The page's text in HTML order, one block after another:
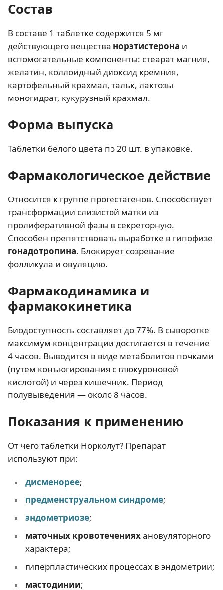
Состав
В составе 1 таблетке содержится 5 мг
действующего вещества норэтистерона и
вспомогательные компоненты: стеарат магния,
желатин, коллоидный диоксид кремния,
картофельный крахмал, тальк, лактозы
моногидрат, кукурузный крахмал.
Форма выпуска
Таблетки белого цвета по 20 шт. в упаковке.
Фармакологическое действие
Относится к группе прогестагенов. Способствует
трансформации слизистой матки из
пролиферативной фазы в секреторную.
Способен препятствовать выработке в гипофизе
гонадотропина. Блокирует созревание
фолликула и овуляцию.
Фармакодинамика и
фармакокинетика
Биодоступность составляет до 77%. В сыворотке
максимум концентрации достигается в течение
4 часов. Выводится в виде метаболитов почками
(путем конъюгирования с глюкуроновой
кислотой) и через кишечник. Период
полувыведения — около 8 часов.
Показания к применению
От чего таблетки Норколут? Препарат
используют при:
дисменорее;
предменструальном синдроме;
эндометриозе;
маточных кровотеченияхановуляторного
характера;
гиперпластических процессах в эндометрии;
мастодинии;